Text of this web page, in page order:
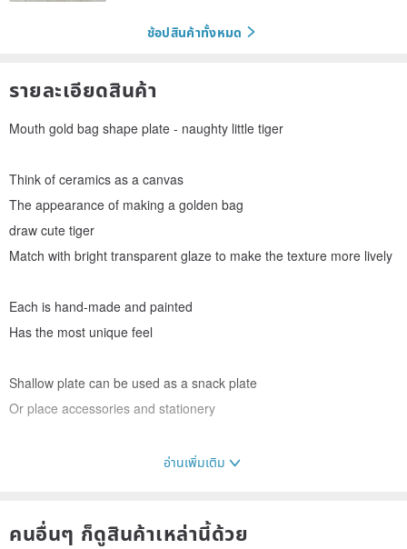
ช้อปสินค้าทั้งหมด
รายละเอียดสินค้า
Mouth gold bag shape plate - naughty little tiger
Think of ceramics as a canvas
The appearance of making a golden bag
draw cute tiger
Match with bright transparent glaze to make the texture more lively
Each is hand-made and painted
Has the most unique feel
Shallow plate can be used as a snack plate
Or place accessories and stationery
Pear shape: 15x15x2.5cm (shallow plate)
อ่านเพิ่มเติม
คนอื่นๆ ก็ดูสินค้าเหล่านี้ด้วย